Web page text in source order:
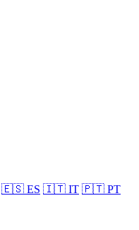
🇪🇸 ES 🇮🇹 IT 🇵🇹 PT